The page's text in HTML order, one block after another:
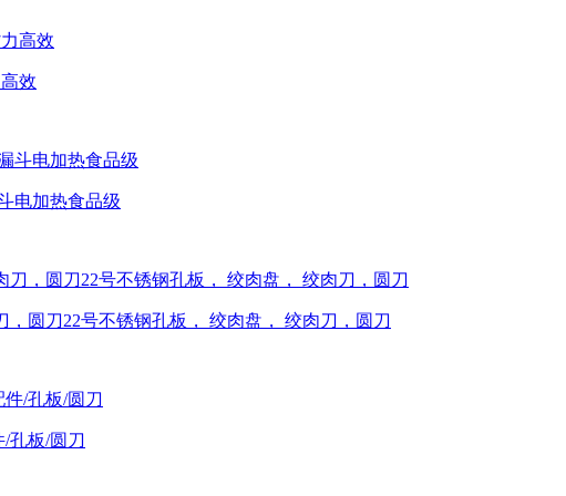
效
电加热食品级
，圆刀22号不锈钢孔板， 绞肉盘， 绞肉刀，圆刀
孔板/圆刀